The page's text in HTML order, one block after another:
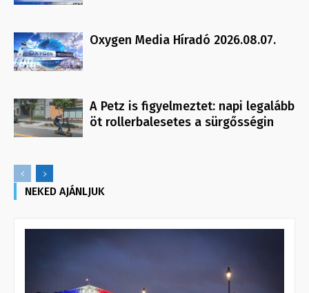
Oxygen Media Híradó 2026.08.07.
A Petz is figyelmeztet: napi legalább
öt rollerbalesetes a sürgősségin
NEKED AJÁNLJUK